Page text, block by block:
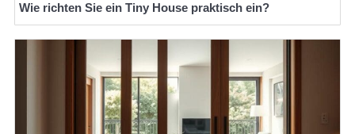
Wie richten Sie ein Tiny House praktisch ein?